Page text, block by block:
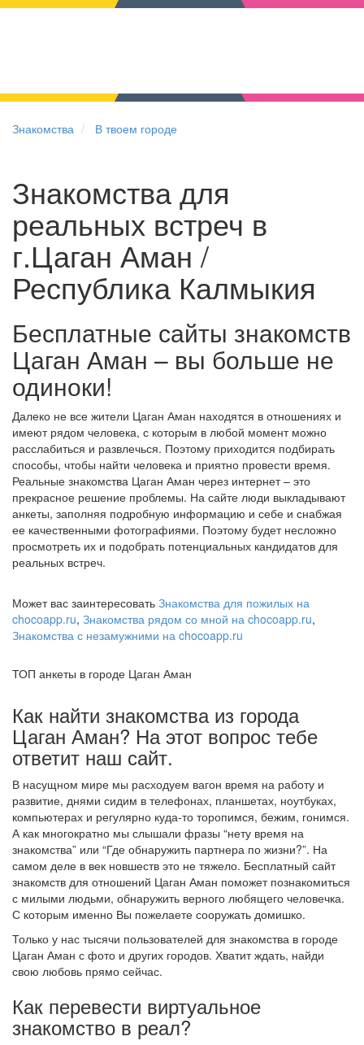
Знакомства В твоем городе
Знакомства для
реальных встреч в
г.Цаган Аман /
Республика Калмыкия
Бесплатные сайты знакомств
Цаган Аман – вы больше не
одиноки!
Далеко не все жители Цаган Аман находятся в отношениях и
имеют рядом человека, с которым в любой момент можно
расслабиться и развлечься. Поэтому приходится подбирать
способы, чтобы найти человека и приятно провести время.
Реальные знакомства Цаган Аман через интернет – это
прекрасное решение проблемы. На сайте люди выкладывают
анкеты, заполняя подробную информацию и себе и снабжая
ее качественными фотографиями. Поэтому будет несложно
просмотреть их и подобрать потенциальных кандидатов для
реальных встреч.
Может вас заинтересовать Знакомства для пожилых на
chocoapp.ru, Знакомства рядом со мной на chocoapp.ru,
Знакомства с незамужними на chocoapp.ru
ТОП анкеты в городе Цаган Аман
Как найти знакомства из города
Цаган Аман? На этот вопрос тебе
ответит наш сайт.
В насущном мире мы расходуем вагон время на работу и
развитие, днями сидим в телефонах, планшетах, ноутбуках,
компьютерах и регулярно куда-то торопимся, бежим, гонимся.
А как многократно мы слышали фразы “нету время на
знакомства” или “Где обнаружить партнера по жизни?”. На
самом деле в век новшеств это не тяжело. Бесплатный сайт
знакомств для отношений Цаган Аман поможет познакомиться
с милыми людьми, обнаружить верного любящего человечка.
С которым именно Вы пожелаете сооружать домишко.
Только у нас тысячи пользователей для знакомства в городе
Цаган Аман с фото и других городов. Хватит ждать, найди
свою любовь прямо сейчас.
Как перевести виртуальное
знакомство в реал?